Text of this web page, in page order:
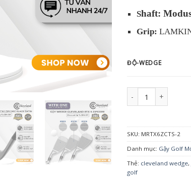
Shaft:
Grip:
ĐỘ-WEDGE
Gậy golf Wedge
SKU: MRTX6ZCTS-2
Danh mục: Gậy Golf
Thẻ: cleveland wedge,
golf